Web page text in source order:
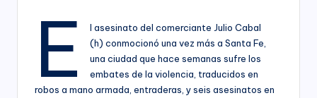
E
l asesinato del comerciante Julio Cabal
(h) conmocionó una vez más a Santa Fe,
una ciudad que hace semanas sufre los
embates de la violencia, traducidos en
robos a mano armada, entraderas, y seis asesinatos en